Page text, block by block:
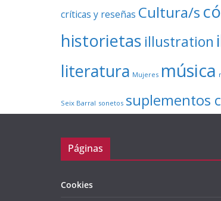
críticas y reseñas Cultura/s
historietas illustration
literatura Mujeres música
Seix Barral sonetos suplementos
Páginas
Cookies